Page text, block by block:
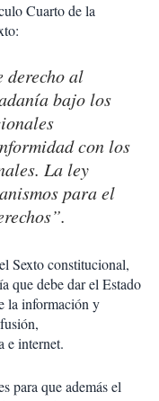
Cuarto de la
derecho al
bajo los
con los
La ley
para el
Sexto constitucional,
que debe dar el Estado
la información y
e internet.
para que además el